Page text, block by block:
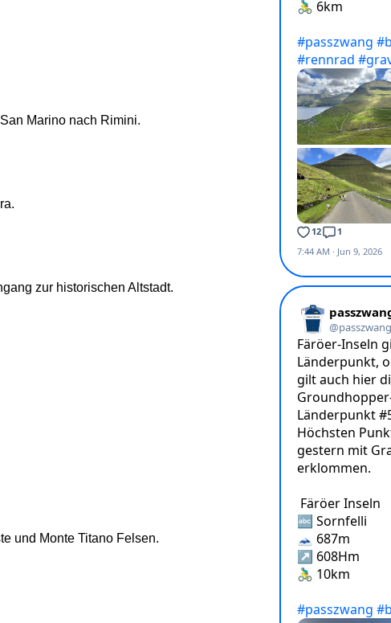
Marino nach Rimini.
zur historischen Altstadt.
und Monte Titano Felsen.